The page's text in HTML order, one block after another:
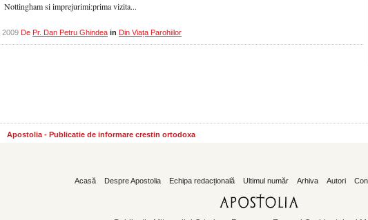
Nottingham si imprejurimi:prima vizita...
2009 De Pr. Dan Petru Ghindea in Din Viața Parohiilor
Apostolia - Publicatie de informare crestin ortodoxa
Acasă Despre Apostolia Echipa redacțională Ultimul număr Arhiva Autori